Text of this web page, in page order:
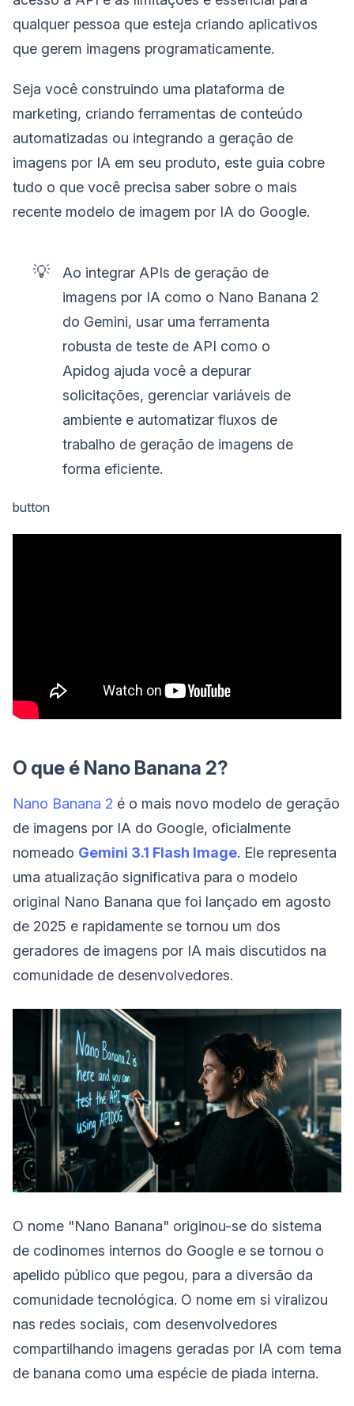
qualquer pessoa que esteja criando aplicativos
que gerem imagens programaticamente.
Seja você construindo uma plataforma de
marketing, criando ferramentas de conteúdo
automatizadas ou integrando a geração de
imagens por IA em seu produto, este guia cobre
tudo o que você precisa saber sobre o mais
recente modelo de imagem por IA do Google.
💡
Ao integrar APIs de geração de
imagens por IA como o Nano Banana 2
do Gemini, usar uma ferramenta
robusta de teste de API como o
Apidog ajuda você a depurar
solicitações, gerenciar variáveis de
ambiente e automatizar fluxos de
trabalho de geração de imagens de
forma eficiente.
button
O que é Nano Banana 2?
Nano Banana 2 é o mais novo modelo de geração
de imagens por IA do Google, oficialmente
nomeado Gemini 3.1 Flash Image. Ele representa
uma atualização significativa para o modelo
original Nano Banana que foi lançado em agosto
de 2025 e rapidamente se tornou um dos
geradores de imagens por IA mais discutidos na
comunidade de desenvolvedores.
O nome "Nano Banana" originou-se do sistema
de codinomes internos do Google e se tornou o
apelido público que pegou, para a diversão da
comunidade tecnológica. O nome em si viralizou
nas redes sociais, com desenvolvedores
compartilhando imagens geradas por IA com tema
de banana como uma espécie de piada interna.